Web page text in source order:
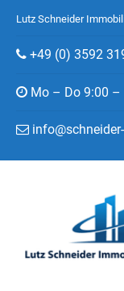
Lutz Schneider
+49 (0) 3592
Mo – Do 9:00 –